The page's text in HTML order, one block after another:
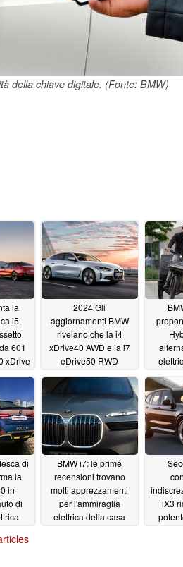
della chiave digitale. (Fonte: BMW)
la
i5,
601
xDrive
2024 Gli
aggiornamenti BMW
rivelano che la i4
xDrive40 AWD e la i7
eDrive50 RWD
mercato statunitense
nel 202305/23/2023
di
la
in
di
BMW i7: le prime
recensioni trovano
molti apprezzamenti
per l'ammiraglia
elettrica della casa
iX3